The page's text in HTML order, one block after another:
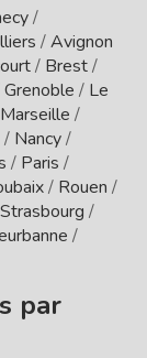
/
/Avignon
/ Brest/
Grenoble / Le
Marseille /
/ Nancy/
/ Paris /
/ Rouen /
Strasbourg /
/
par